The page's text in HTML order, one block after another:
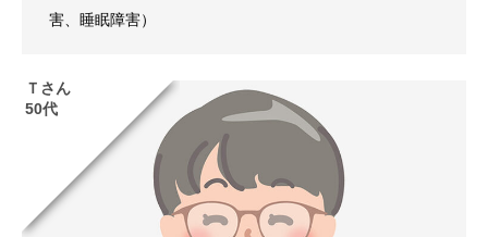
害、睡眠障害）
Ｔさん
50代